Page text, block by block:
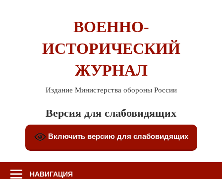
ВОЕННО-
ИСТОРИЧЕСКИЙ
ЖУРНАЛ
Издание Министерства обороны России
Версия для слабовидящих
Включить версию для слабовидящих
НАВИГАЦИЯ